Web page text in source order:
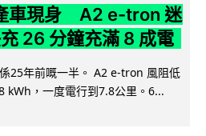
車現身 A2 e-tron 迷
26 分鐘充滿 8 成電
25年前嘅一半。 A2 e-tron 風阻低
kWh，一度電行到7.8公里。6...